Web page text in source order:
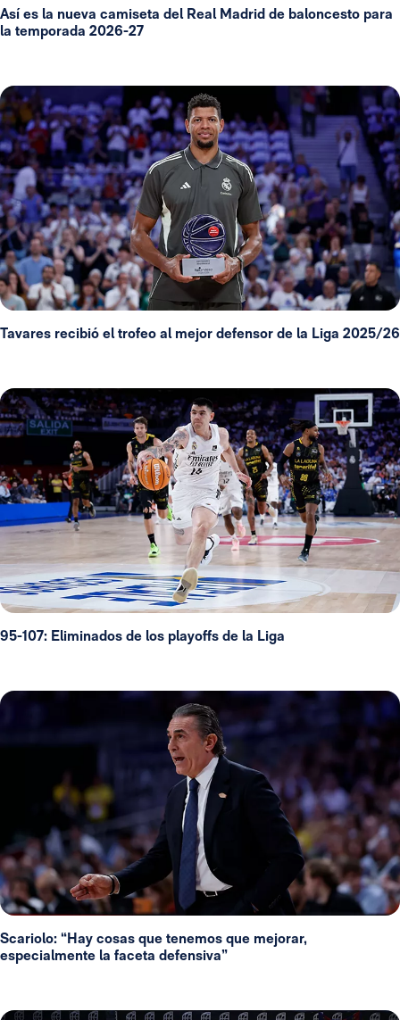
Así es la nueva camiseta del Real Madrid de baloncesto para
la temporada 2026-27
Tavares recibió el trofeo al mejor defensor de la Liga 2025/26
95-107: Eliminados de los playoffs de la Liga
Scariolo: “Hay cosas que tenemos que mejorar,
especialmente la faceta defensiva”